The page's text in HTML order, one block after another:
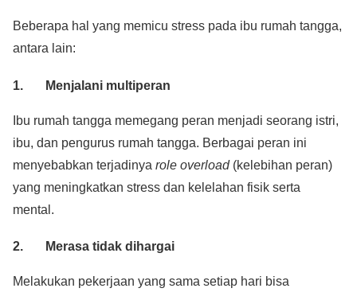
Beberapa hal yang memicu stress pada ibu rumah tangga,
antara lain:
1. Menjalani multiperan
Ibu rumah tangga memegang peran menjadi seorang istri,
ibu, dan pengurus rumah tangga. Berbagai peran ini
menyebabkan terjadinya role overload(kelebihan peran)
yang meningkatkan stress dan kelelahan fisik serta
mental.
2. Merasa tidak dihargai
Melakukan pekerjaan yang sama setiap hari bisa